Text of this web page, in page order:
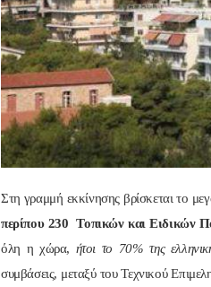
Στη γραμμή εκκίνησης βρίσκεται το
περίπου 230 Τοπικών και Ειδικών
όλη η χώρα, ήτοι το 70% της
συμβάσεις, μεταξύ του Τεχνικού